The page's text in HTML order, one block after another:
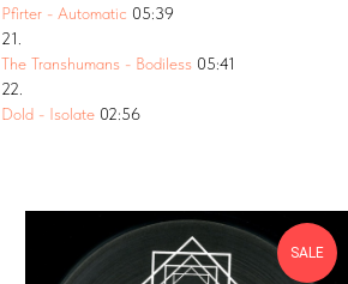
Pfirter - Automatic 05:39
21.
The Transhumans - Bodiless 05:41
22.
Dold - Isolate 02:56
SALE